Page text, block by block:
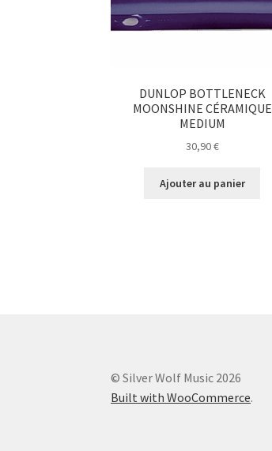
DUNLOP BOTTLENECK
MOONSHINE CÉRAMIQUE
MEDIUM
30,90€
Ajouter au panier
© Silver Wolf Music 2026
Built with WooCommerce.